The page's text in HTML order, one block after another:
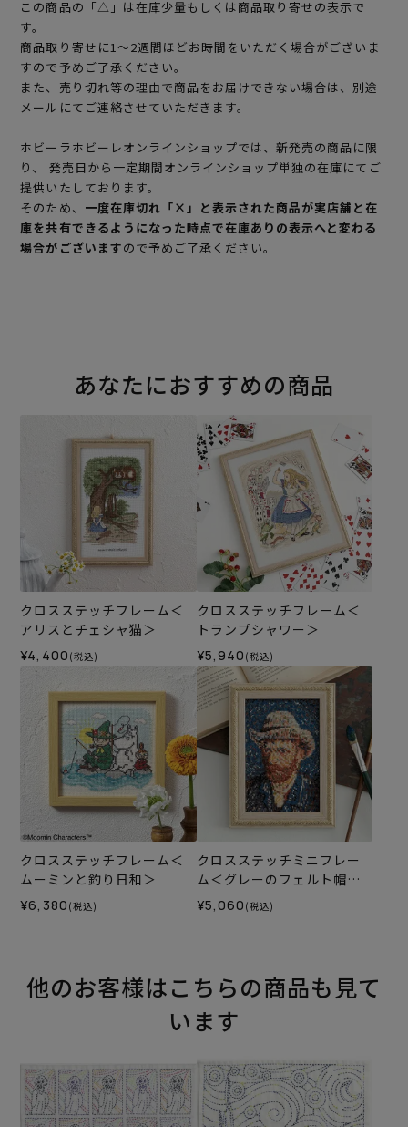
この商品の「△」は在庫少量もしくは商品取り寄せの表示で
す。
商品取り寄せに1～2週間ほどお時間をいただく場合がございま
すので予めご了承ください。
また、売り切れ等の理由で商品をお届けできない場合は、別途
メールにてご連絡させていただきます。
ホビーラホビーレオンラインショップでは、新発売の商品に限
り、 発売日から一定期間オンラインショップ単独の在庫にてご
提供いたしております。
そのため、 一度在庫切れ「×」と表示された商品が実店舗と在
庫を共有できるようになった時点で在庫ありの表示へと変わる
場合がございますので予めご了承ください。
あなたにおすすめの商品
クロスステッチフレーム＜
アリスとチェシャ猫＞
¥4,400 (税込)
クロスステッチフレーム＜
トランプシャワー＞
¥5,940 (税込)
クロスステッチフレーム＜
ムーミンと釣り日和＞
¥6,380 (税込)
クロスステッチミニフレー
ム＜グレーのフェルト帽の
自画像＞
¥5,060 (税込)
他のお客様はこちらの商品も見て
います